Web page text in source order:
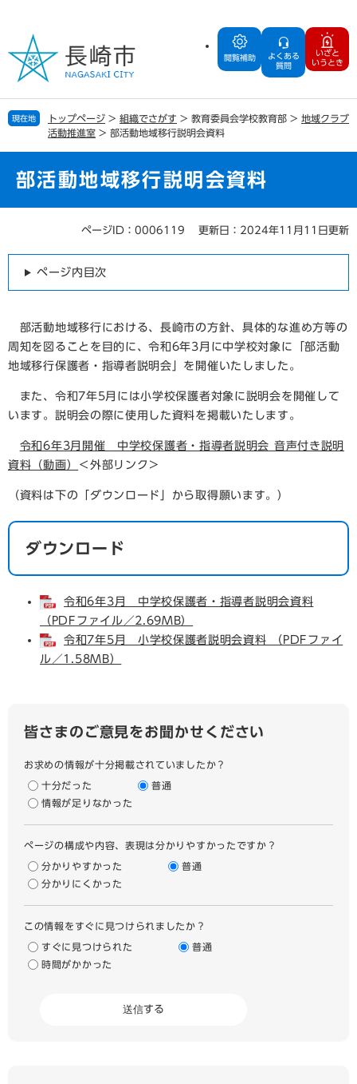
の
で
す
ー
ば
し
閲覧補助
よくある
質問
いざと
いうとき
現在地 トップページ > 組織でさがす > 教育委員会学校教育部 > 地域クラブ
活動推進室 > 部活動地域移行説明会資料
部活動地域移行説明会資料
ページID：0006119 更新日：2024年11月11日更新
ページ内目次
部活動地域移行における、長崎市の方針、具体的な進め方等の
周知を図ることを目的に、令和6年3月に中学校対象に「部活動
地域移行保護者・指導者説明会」を開催いたしました。
また、令和7年5月には小学校保護者対象に説明会を開催して
います。説明会の際に使用した資料を掲載いたします。
令和6年3月開催 中学校保護者・指導者説明会 音声付き説明
資料（動画）
＜外部リンク＞
（資料は下の「ダウンロード」から取得願います。）
ダウンロード
令和6年3月 中学校保護者・指導者説明会資料
（PDFファイル／2.69MB）
令和7年5月 小学校保護者説明会資料 （PDFファイ
ル／1.58MB）
皆さまのご意見をお聞かせください
お求めの情報が十分掲載されていましたか？
十分だった
普通
情報が足りなかった
ページの構成や内容、表現は分かりやすかったですか？
分かりやすかった
普通
分かりにくかった
この情報をすぐに見つけられましたか？
すぐに見つけられた
普通
時間がかかった